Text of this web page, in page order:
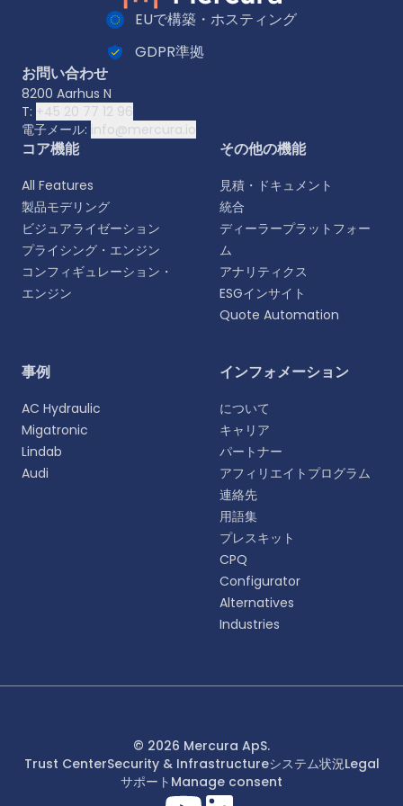
言語を選択
語をお選びください。
Svenska
EUで構築・ホスティング
GDPR準拠
お問い合わせ
8200 Aarhus N
T: +45 20 77 12 96
電子メール: info@mercura.io
コア機能
All Features
製品モデリング
ビジュアライゼーション
プライシング・エンジン
コンフィギュレーション・
エンジン
その他の機能
見積・ドキュメント
統合
ディーラープラットフォー
ム
アナリティクス
ESGインサイト
Quote Automation
事例
AC Hydraulic
Migatronic
Lindab
Audi
インフォメーション
について
キャリア
パートナー
アフィリエイトプログラム
連絡先
用語集
プレスキット
CPQ
Configurator
Alternatives
Industries
© 2026 Mercura ApS.
Trust CenterSecurity & Infrastructureシステム状況Legal
サポート Manage consent